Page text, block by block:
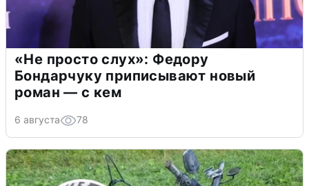
«Не просто слух»: Федору
Бондарчуку приписывают новый
роман — с кем
6 августа 78